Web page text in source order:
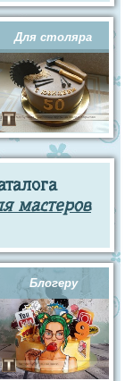
Для столяра
мастеров
Блогеру